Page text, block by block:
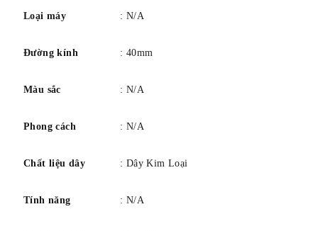
Loại máy : N/A
Đường kính : 40mm
Màu sắc : N/A
Phong cách : N/A
Chất liệu dây : Dây Kim Loại
Tính năng : N/A